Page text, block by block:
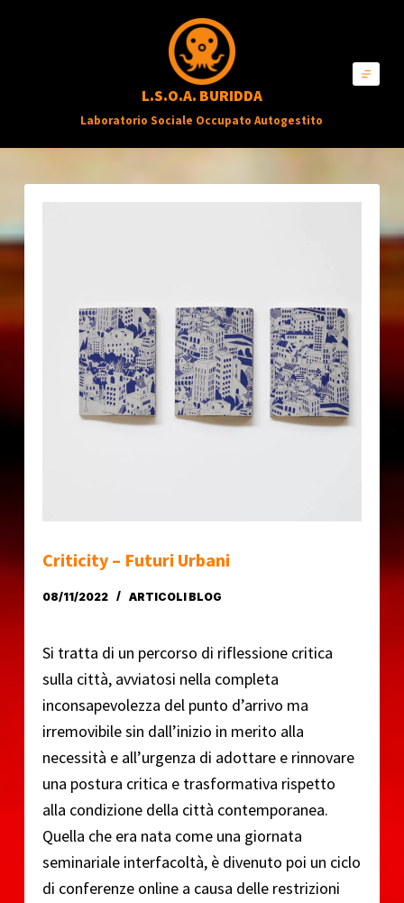
a
o
n
L.S.O.A. BURIDDA
Laboratorio Sociale Occupato Autogestito
Criticity – Futuri Urbani
08/11/2022 ARTICOLI BLOG
Si tratta di un percorso di riflessione critica
sulla città, avviatosi nella completa
inconsapevolezza del punto d’arrivo ma
irremovibile sin dall’inizio in merito alla
necessità e all’urgenza di adottare e rinnovare
una postura critica e trasformativa rispetto
alla condizione della città contemporanea.
Quella che era nata come una giornata
seminariale interfacoltà, è divenuto poi un ciclo
di conferenze online a causa delle restrizioni